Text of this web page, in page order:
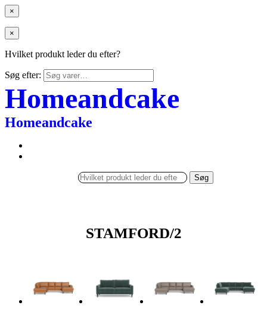
×
×
Hvilket produkt leder du efter?
Søg efter:
Homeandcake
Homeandcake
Søg
STAMFORD/2